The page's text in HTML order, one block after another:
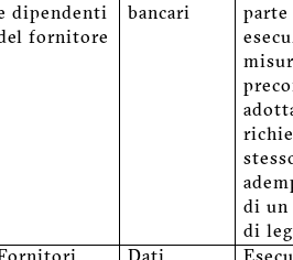
dipendenti
fornitore
bancari
parte
di un
di